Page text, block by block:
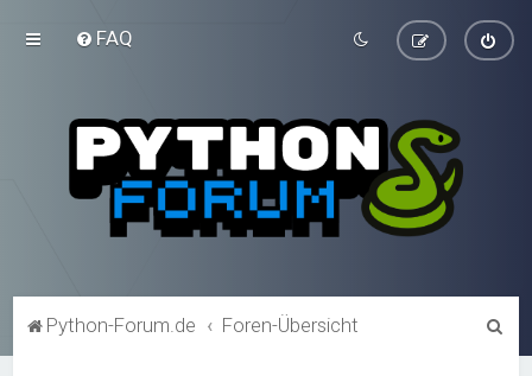
FAQ
Python-Forum.de Foren-Übersicht